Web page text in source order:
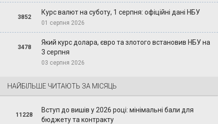
3852
Курс валют на суботу, 1 серпня: офіційні дані НБУ
01 серпня 2026
3478
Який курс долара, євро та злотого встановив НБУ на
3 серпня
03 серпня 2026
НАЙБІЛЬШЕ ЧИТАЮТЬ ЗА МІСЯЦЬ
11228
Вступ до вишів у 2026 році: мінімальні бали для
бюджету та контракту